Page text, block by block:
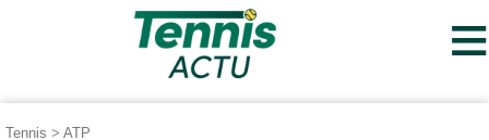
≡
Tennis > ATP